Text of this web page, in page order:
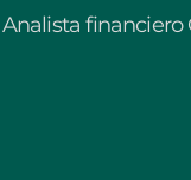
Analista financiero